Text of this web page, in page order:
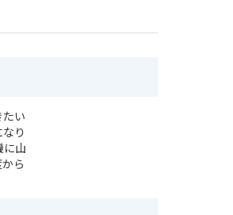
い
り
に山
ら